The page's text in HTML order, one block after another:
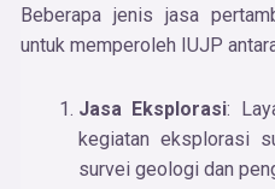
Beberapa jenis jasa
untuk memperoleh IUJP
Jasa Eksplorasi:
kegiatan eksplorasi
survei geologi dan